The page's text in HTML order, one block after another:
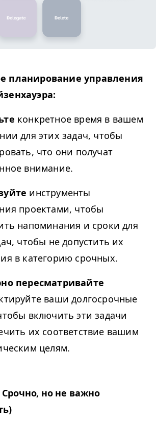
планирование управления
конкретное время в вашем
для этих задач, чтобы
что они получат
внимание.
инструменты
проектами, чтобы
напоминания и сроки для
чтобы не допустить их
в категорию срочных.
пересматривайте
ваши долгосрочные
включить эти задачи
их соответствие вашим
целям.
Срочно, но не важно